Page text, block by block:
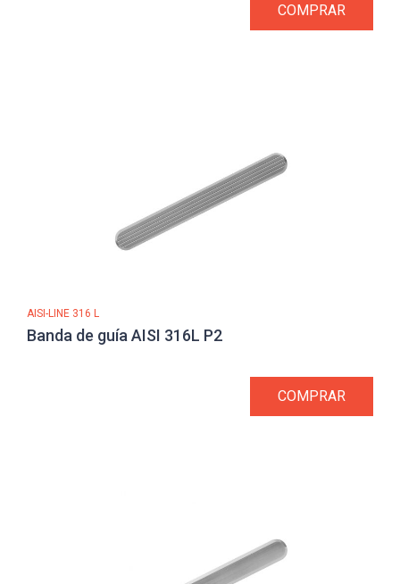
COMPRAR
AISI-LINE 316 L
Banda de guía AISI 316L P2
COMPRAR